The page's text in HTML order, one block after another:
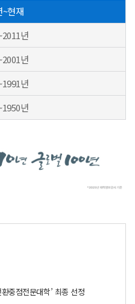
~현재
년
년
년
년
중점전문대학’ 최종 선정